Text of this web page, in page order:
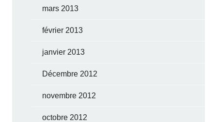
mars 2013
février 2013
janvier 2013
Décembre 2012
novembre 2012
octobre 2012